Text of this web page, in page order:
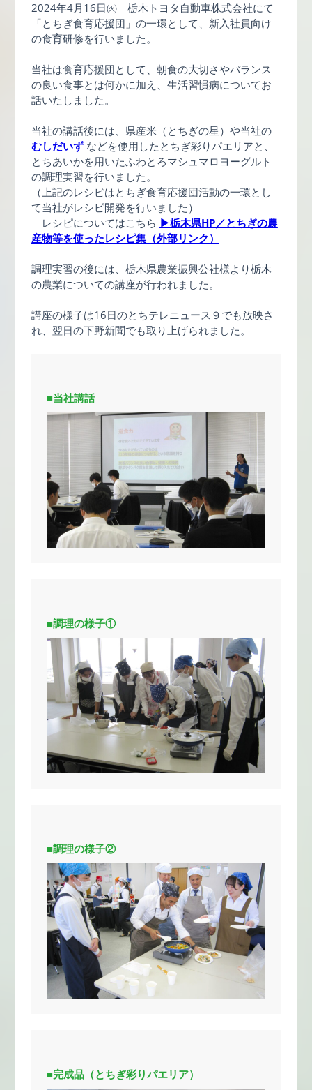
2024年4月16日㈫ 栃木トヨタ自動車株式会社にて
「とちぎ食育応援団」の一環として、新入社員向け
の食育研修を行いました。
当社は食育応援団として、朝食の大切さやバランス
の良い食事とは何かに加え、生活習慣病についてお
話いたしました。
当社の講話後には、県産米（とちぎの星）や当社の
むしだいず などを使用したとちぎ彩りパエリアと、
とちあいかを用いたふわとろマシュマロヨーグルト
の調理実習を行いました。
（上記のレシピはとちぎ食育応援団活動の一環とし
て当社がレシピ開発を行いました）
レシピについてはこちら ▶栃木県HP／とちぎの農
産物等を使ったレシピ集（外部リンク）
調理実習の後には、栃木県農業振興公社様より栃木
の農業についての講座が行われました。
講座の様子は16日のとちテレニュース９でも放映さ
れ、翌日の下野新聞でも取り上げられました。
■当社講話
■調理の様子①
■調理の様子②
■完成品（とちぎ彩りパエリア）